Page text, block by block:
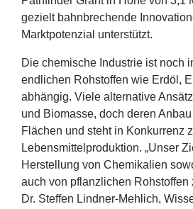
gezielt bahnbrechende
Marktpotenzial unterstützt.
Die chemische Industrie ist noch
endlichen Rohstoffen wie Erdöl,
abhängig. Viele alternative
und Biomasse, doch deren
Flächen und steht in Konkurrenz
Lebensmittelproduktion. „Unser
Herstellung von Chemikalien
auch von pflanzlichen Rohstoffen
Dr. Steffen Lindner-Mehlich,